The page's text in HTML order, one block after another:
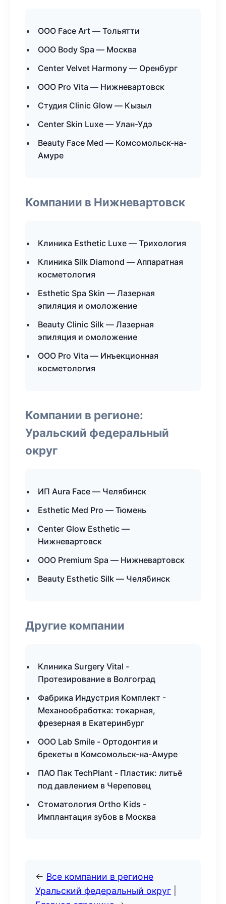
ООО Face Art — Тольятти
ООО Body Spa — Москва
Center Velvet Harmony — Оренбург
ООО Pro Vita — Нижневартовск
Студия Clinic Glow — Кызыл
Center Skin Luxe — Улан-Удэ
Beauty Face Med — Комсомольск-на-
Амуре
Компании в Нижневартовск
Клиника Esthetic Luxe — Трихология
Клиника Silk Diamond — Аппаратная
косметология
Esthetic Spa Skin — Лазерная
эпиляция и омоложение
Beauty Clinic Silk — Лазерная
эпиляция и омоложение
ООО Pro Vita — Инъекционная
косметология
Компании в регионе:
Уральский федеральный
округ
ИП Aura Face — Челябинск
Esthetic Med Pro — Тюмень
Center Glow Esthetic —
Нижневартовск
ООО Premium Spa — Нижневартовск
Beauty Esthetic Silk — Челябинск
Другие компании
Клиника Surgery Vital -
Протезирование в Волгоград
Фабрика Индустрия Комплект -
Механообработка: токарная,
фрезерная в Екатеринбург
ООО Lab Smile - Ортодонтия и
брекеты в Комсомольск-на-Амуре
ПАО Пак TechPlant - Пластик: литьё
под давлением в Череповец
Стоматология Ortho Kids -
Имплантация зубов в Москва
← Все компании в регионе
Уральский федеральный округ